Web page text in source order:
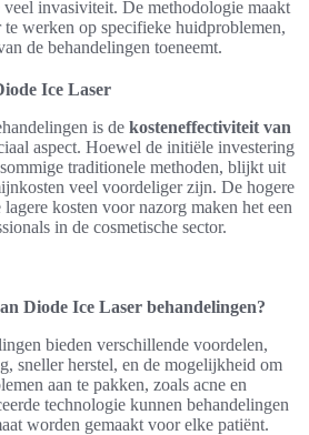
invasiviteit. De methodologie maakt
werken op specifieke huidproblemen,
de behandelingen toeneemt.
Ice Laser
is de kosteneffectiviteit van
aspect. Hoewel de initiële investering
traditionele methoden, blijkt uit
veel voordeliger zijn. De hogere
kosten voor nazorg maken het een
in de cosmetische sector.
Diode Ice Laser behandelingen?
bieden verschillende voordelen,
sneller herstel, en de mogelijkheid om
aan te pakken, zoals acne en
technologie kunnen behandelingen
worden gemaakt voor elke patiënt.